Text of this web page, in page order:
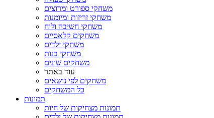
משחקי ספורט ומרוצים
משחקי זריזות ומיומנות
משחקי חשיבה ולוח
משחקים קלאסיים
משחקי ילדים
משחקי בנות
משחקים שונים
עוד באתר
משחקים לפי נושאים
כל המשחקים
תמונות
תמונות מצחיקות של חיות